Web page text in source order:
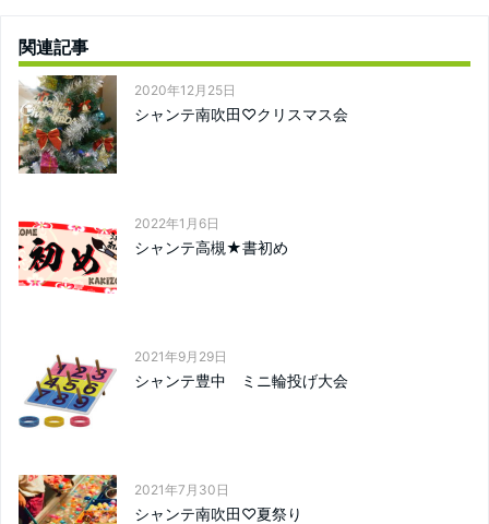
関連記事
2020年12月25日
シャンテ南吹田♡クリスマス会
2022年1月6日
シャンテ高槻★書初め
2021年9月29日
シャンテ豊中 ミニ輪投げ大会
2021年7月30日
シャンテ南吹田♡夏祭り